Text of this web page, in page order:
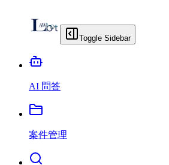
Toggle Sidebar
AI 問答
案件管理